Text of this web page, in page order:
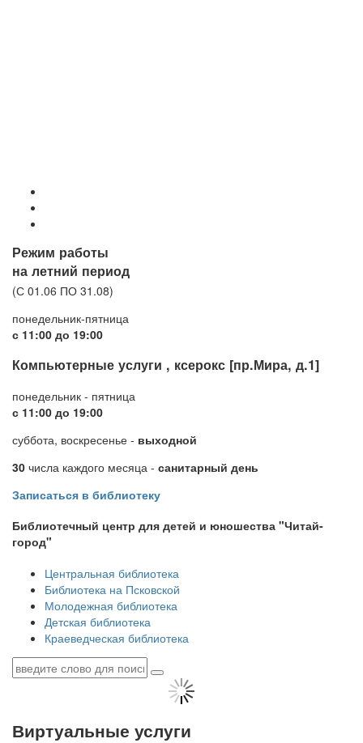
Режим работы
на летний период
(С 01.06 ПО 31.08)
понедельник-пятница
с 11:00 до 19:00
Компьютерные услуги , ксерокс [пр.Мира, д.1]
понедельник - пятница
с 11:00 до 19:00
суббота, воскресенье - выходной
30 числа каждого месяца - санитарный день
Записаться в библиотеку
Библиотечный центр для детей и юношества "Читай-
город"
Центральная библиотека
Библиотека на Псковской
Молодежная библиотека
Детская библиотека
Краеведческая библиотека
Виртуальные услуги